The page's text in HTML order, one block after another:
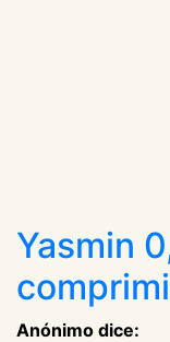
Yasmin
Anónimo dice: